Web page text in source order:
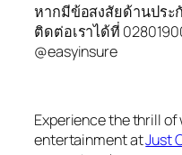
หากมีข้อสงสัยด้านประ
ติดต่อเราได้ที่
@easyinsure
Experience the thrill of
entertainment atJust